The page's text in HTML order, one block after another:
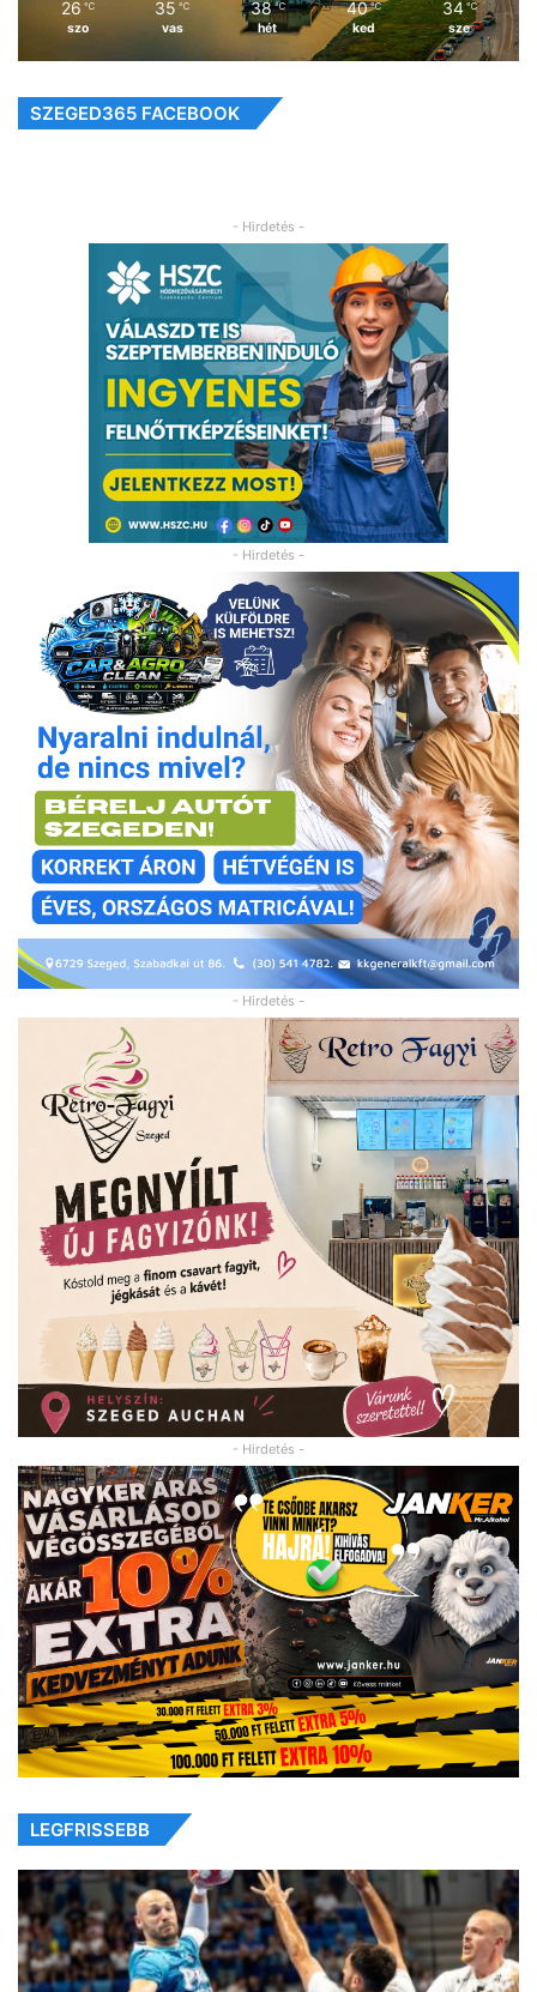
26 ℃
szo
35 ℃
vas
38 ℃
hét
40 ℃
ked
34 ℃
sze
SZEGED365 FACEBOOK
- Hirdetés -
- Hirdetés -
- Hirdetés -
- Hirdetés -
LEGFRISSEBB